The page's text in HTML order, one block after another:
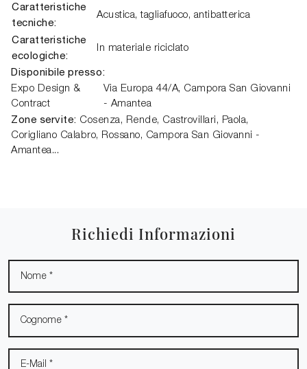
Caratteristiche
tecniche:
Acustica, tagliafuoco, antibatterica
Caratteristiche
ecologiche:
In materiale riciclato
Disponibile presso:
Expo Design &
Contract
Via Europa 44/A, Campora San Giovanni
- Amantea
Zone servite: Cosenza, Rende, Castrovillari, Paola,
Corigliano Calabro, Rossano, Campora San Giovanni -
Amantea...
Richiedi Informazioni